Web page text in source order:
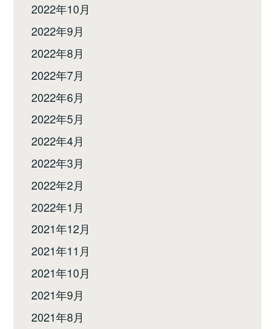
2022年10月
2022年9月
2022年8月
2022年7月
2022年6月
2022年5月
2022年4月
2022年3月
2022年2月
2022年1月
2021年12月
2021年11月
2021年10月
2021年9月
2021年8月